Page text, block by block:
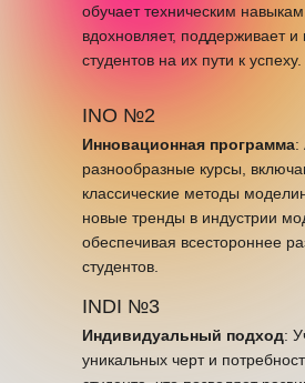
обучает техническим
вдохновляет, поддерживает и
студентов на их пути к успеху.
INO №2
Инновационная программа:
разнообразные курсы,
классические методы
новые тренды в индустрии
обеспечивая всестороннее
студентов.
INDI №3
Индивидуальный подход:
уникальных черт и